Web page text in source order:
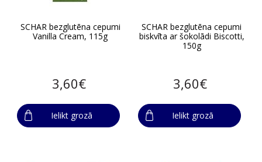
SCHAR bezglutēna cepumi
Vanilla Cream, 115g
3,60€
Ielikt grozā
SCHAR bezglutēna cepumi
biskvīta ar šokolādi Biscotti,
150g
3,60€
Ielikt grozā